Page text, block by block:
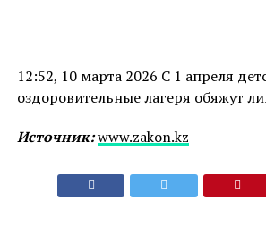
12:52, 10 марта 2026 С 1 апреля
оздоровительные лагеря обяжут
Источник:www.zakon.kz